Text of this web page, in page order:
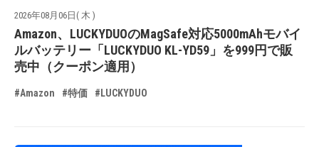
2026年08月06日( 木 )
Amazon、LUCKYDUOのMagSafe対応5000mAhモバイ
ルバッテリー「LUCKYDUO KL-YD59」を999円で販
売中（クーポン適用）
#Amazon #特価 #LUCKYDUO